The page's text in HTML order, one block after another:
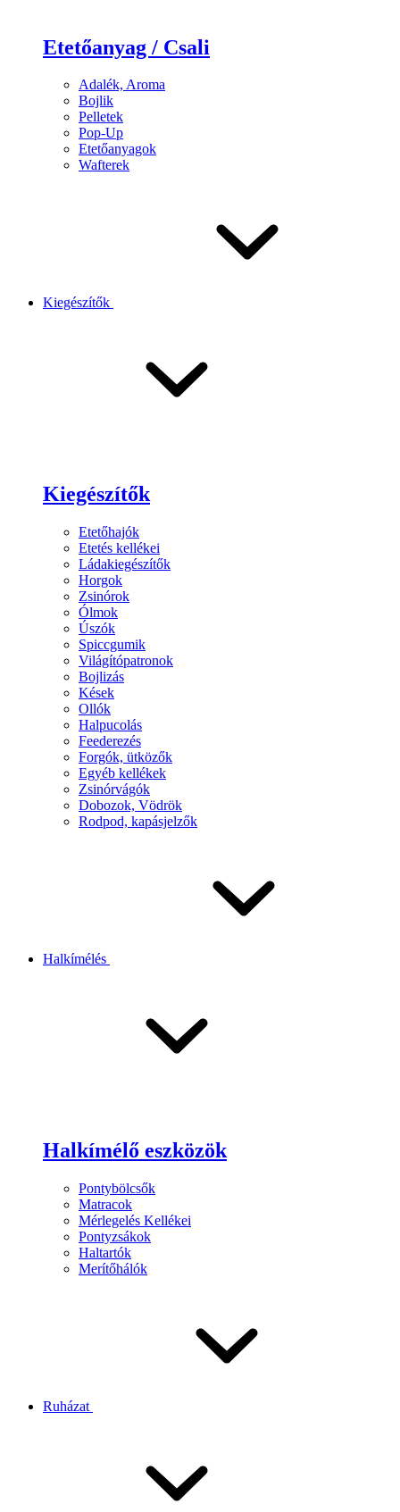
Etetőanyag / Csali
Adalék, Aroma
Bojlik
Pelletek
Pop-Up
Etetőanyagok
Wafterek
Kiegészítők
Kiegészítők
Etetőhajók
Etetés kellékei
Ládakiegészítők
Horgok
Zsinórok
Ólmok
Úszók
Spiccgumik
Világítópatronok
Bojlizás
Kések
Ollók
Halpucolás
Feederezés
Forgók, ütközők
Egyéb kellékek
Zsinórvágók
Dobozok, Vödrök
Rodpod, kapásjelzők
Halkímélés
Halkímélő eszközök
Pontybölcsők
Matracok
Mérlegelés Kellékei
Pontyzsákok
Haltartók
Merítőhálók
Ruházat